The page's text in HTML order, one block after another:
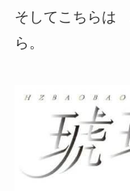
そしてこちらは
ら。